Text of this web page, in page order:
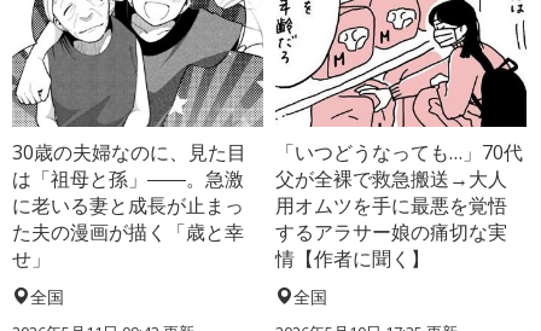
30歳の夫婦なのに、見た目
は「祖母と孫」――。急激
に老いる妻と成長が止まっ
た夫の漫画が描く「歳と幸
せ」
全国
「いつどうなっても…」70代
父が全裸で救急搬送→大人
用オムツを手に最悪を覚悟
するアラサー娘の痛切な実
情【作者に聞く】
全国